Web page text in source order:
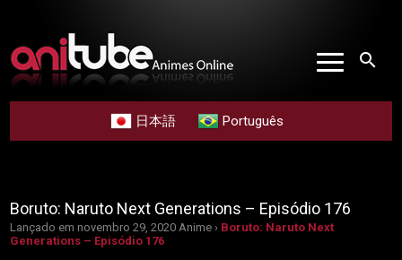
search
日本語 Português
Boruto: Naruto Next Generations – Episódio 176
Lançado em novembro 29, 2020 Anime › Boruto: Naruto Next
Generations – Episódio 176